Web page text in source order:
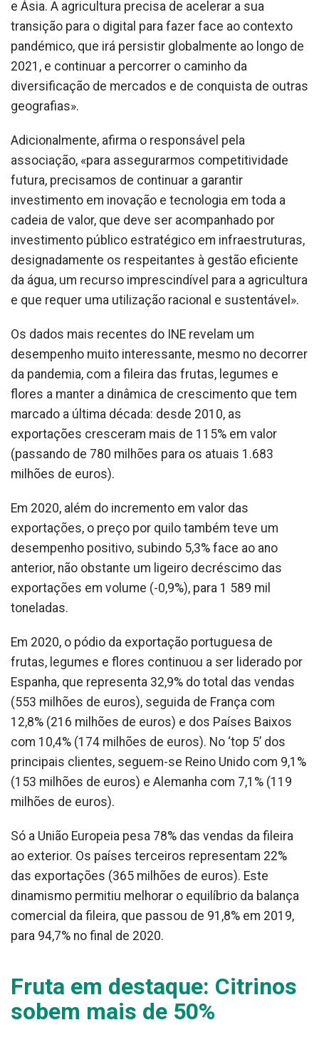
e Ásia. A agricultura precisa de acelerar a sua
transição para o digital para fazer face ao contexto
pandémico, que irá persistir globalmente ao longo de
2021, e continuar a percorrer o caminho da
diversificação de mercados e de conquista de outras
geografias».
Adicionalmente, afirma o responsável pela
associação, «para assegurarmos competitividade
futura, precisamos de continuar a garantir
investimento em inovação e tecnologia em toda a
cadeia de valor, que deve ser acompanhado por
investimento público estratégico em infraestruturas,
designadamente os respeitantes à gestão eficiente
da água, um recurso imprescindível para a agricultura
e que requer uma utilização racional e sustentável».
Os dados mais recentes do INE revelam um
desempenho muito interessante, mesmo no decorrer
da pandemia, com a fileira das frutas, legumes e
flores a manter a dinâmica de crescimento que tem
marcado a última década: desde 2010, as
exportações cresceram mais de 115% em valor
(passando de 780 milhões para os atuais 1.683
milhões de euros).
Em 2020, além do incremento em valor das
exportações, o preço por quilo também teve um
desempenho positivo, subindo 5,3% face ao ano
anterior, não obstante um ligeiro decréscimo das
exportações em volume (-0,9%), para 1 589 mil
toneladas.
Em 2020, o pódio da exportação portuguesa de
frutas, legumes e flores continuou a ser liderado por
Espanha, que representa 32,9% do total das vendas
(553 milhões de euros), seguida de França com
12,8% (216 milhões de euros) e dos Países Baixos
com 10,4% (174 milhões de euros). No ‘top 5’ dos
principais clientes, seguem-se Reino Unido com 9,1%
(153 milhões de euros) e Alemanha com 7,1% (119
milhões de euros).
Só a União Europeia pesa 78% das vendas da fileira
ao exterior. Os países terceiros representam 22%
das exportações (365 milhões de euros). Este
dinamismo permitiu melhorar o equilíbrio da balança
comercial da fileira, que passou de 91,8% em 2019,
para 94,7% no final de 2020.
Fruta em destaque: Citrinos
sobem mais de 50%